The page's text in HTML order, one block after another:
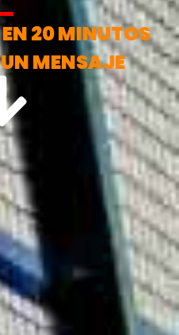
20 MINUTOS
MENSAJE